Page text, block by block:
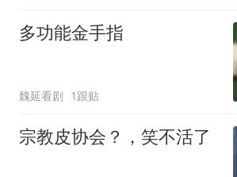
多功能金手指
魏延看剧 1跟贴
宗教皮协会？，笑不活了